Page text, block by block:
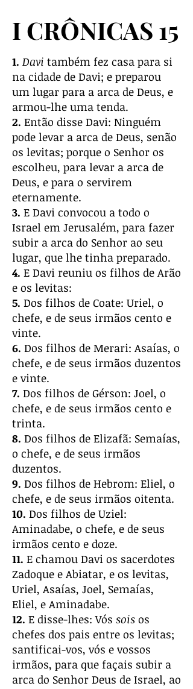
I CRÔNICAS 15
1. Davi também fez casa para si
na cidade de Davi; e preparou
um lugar para a arca de Deus, e
armou-lhe uma tenda.
2. Então disse Davi: Ninguém
pode levar a arca de Deus, senão
os levitas; porque o Senhor os
escolheu, para levar a arca de
Deus, e para o servirem
eternamente.
3. E Davi convocou a todo o
Israel em Jerusalém, para fazer
subir a arca do Senhor ao seu
lugar, que lhe tinha preparado.
4. E Davi reuniu os filhos de Arão
e os levitas:
5. Dos filhos de Coate: Uriel, o
chefe, e de seus irmãos cento e
vinte.
6. Dos filhos de Merari: Asaías, o
chefe, e de seus irmãos duzentos
e vinte.
7. Dos filhos de Gérson: Joel, o
chefe, e de seus irmãos cento e
trinta.
8. Dos filhos de Elizafã: Semaías,
o chefe, e de seus irmãos
duzentos.
9. Dos filhos de Hebrom: Eliel, o
chefe, e de seus irmãos oitenta.
10. Dos filhos de Uziel:
Aminadabe, o chefe, e de seus
irmãos cento e doze.
11. E chamou Davi os sacerdotes
Zadoque e Abiatar, e os levitas,
Uriel, Asaías, Joel, Semaías,
Eliel, e Aminadabe.
12. E disse-lhes: Vós sois os
chefes dos pais entre os levitas;
santificai-vos, vós e vossos
irmãos, para que façais subir a
arca do Senhor Deus de Israel, ao